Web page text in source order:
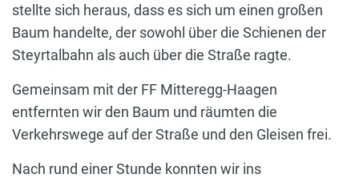
stellte sich heraus, dass es sich um einen großen
Baum handelte, der sowohl über die Schienen der
Steyrtalbahn als auch über die Straße ragte.
Gemeinsam mit der FF Mitteregg-Haagen
entfernten wir den Baum und räumten die
Verkehrswege auf der Straße und den Gleisen frei.
Nach rund einer Stunde konnten wir ins